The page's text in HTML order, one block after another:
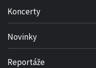
Koncerty
Novinky
Reportáže